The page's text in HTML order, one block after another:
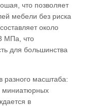
что позволяет
мебели без риска
около
МПа, что
для большинства
разного масштаба:
миниатюрных
в